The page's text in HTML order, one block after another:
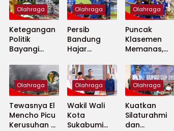
Olahraga
Ketegangan
Politik
Bayangi
Piala Dunia
2026
Olahraga
Persib
Bandung
Hajar
United 5-0,
Perkuat
Puncak
Klasemen BRI
Super
League
Olahraga
Puncak
Klasemen
Memanas,
Persija Saling
Tekan
Olahraga
Tewasnya El
Mencho Picu
Kerusuhan di
Olahraga
Wakil Wali
Kota
Sukabumi
Olahraga
Kuatkan
Silaturahmi
dan